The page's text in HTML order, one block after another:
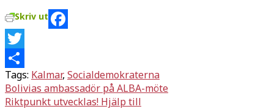
Skriv ut
Facebook
Twitter
Dela
Tags: Kalmar, Socialdemokraterna
Inläggsnavigering
Bolivias ambassadör på ALBA-möte
Riktpunkt utvecklas! Hjälp till